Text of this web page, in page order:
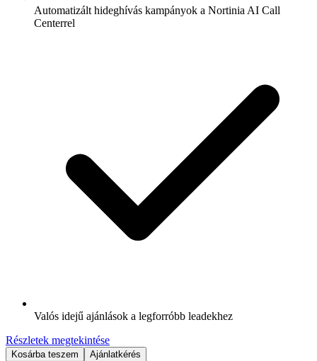
Automatizált hideghívás kampányok a Nortinia AI Call
Centerrel
Valós idejű ajánlások a legforróbb leadekhez
Részletek megtekintése
Kosárba teszem Ajánlatkérés